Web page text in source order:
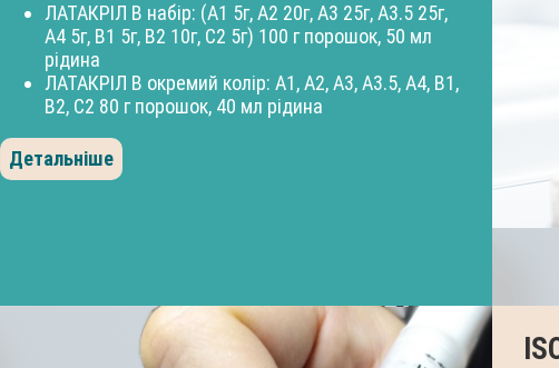
ЛАТАКРІЛ В набір: (A1 5г, А2 20г, А3 25г, А3.5 25г,
А4 5г, В1 5г, В2 10г, С2 5г) 100 г порошок, 50 мл
рідина
ЛАТАКРІЛ В окремий колір: A1, A2, A3, A3.5, A4, B1,
B2, C2 80 г порошок, 40 мл рідина
Детальніше